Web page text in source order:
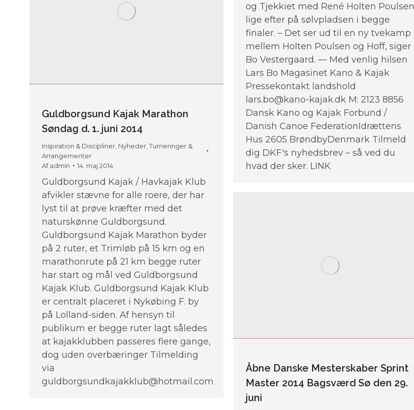
og Tjekkiet med René Holten Poulsen
lige efter på sølvpladsen i begge
finaler. – Det ser ud til en ny tvekamp
mellem Holten Poulsen og Hoff, siger
Bo Vestergaard. — Med venlig hilsen
Lars Bo Magasinet Kano & Kajak
Pressekontakt landshold
lars.bo@kano-kajak.dk M: 2123 8856
Dansk Kano og Kajak Forbund /
Danish Canoe FederationIdrættens
Hus 2605 BrøndbyDenmark Tilmeld
dig DKF's nyhedsbrev – så ved du
hvad der sker. LINK
Guldborgsund Kajak Marathon
Søndag d. 1. juni 2014
Inspiration & Discipliner Nyheder ,Turneringer &
Arrangementer
Afadmin 14. maj 2014
Guldborgsund Kajak / Havkajak Klub
afvikler stævne for alle roere, der har
lyst til at prøve kræfter med det
naturskønne Guldborgsund.
Guldborgsund Kajak Marathon byder
på 2 ruter, et Trimløb på 15 km og en
marathonrute på 21 km begge ruter
har start og mål ved Guldborgsund
Kajak Klub. Guldborgsund Kajak Klub
er centralt placeret i Nykøbing F. by
på Lolland-siden. Af hensyn til
publikum er begge ruter lagt således
at kajakklubben passeres flere gange,
dog uden overbæringer Tilmelding
via
guldborgsundkajakklub@hotmail.com
Åbne Danske Mesterskaber Sprint
Master 2014 Bagsværd Sø den 29.
juni